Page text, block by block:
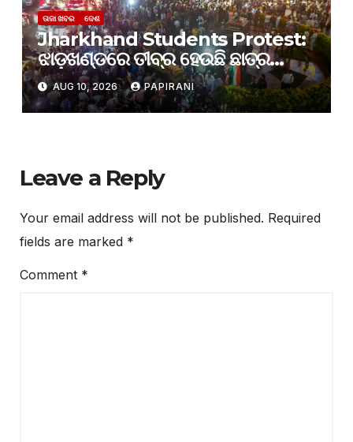
ତାଜା ଖବର ଦେଶ
Jharkhand Students Protest:
ଝାଡ଼ଖଣ୍ଡରେ ତୀବ୍ର ହେଉଛି ଛାତ୍ର
ଆନ୍ଦୋଳନ: ଆଜି ବିଧାନସଭା ଘେରି
ପାରନ୍ତି ଛାତ୍ରଛାତ୍ରୀ
AUG 10, 2026 PAPIRANI
Leave a Reply
Your email address will not be published. Required
fields are marked *
Comment *